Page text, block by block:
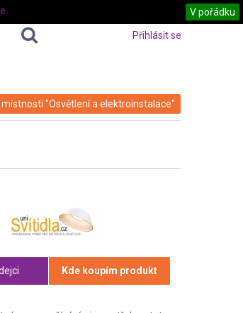
Přihlásit se
"Osvětlení a elektroinstalace"
Kde koupím produkt
V pořádku